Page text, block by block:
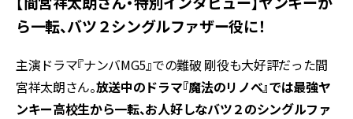
ら一転、バツ２シングルファザー役に！
主演ドラマ『ナンバMG5』での難破 剛役も大好評だった間
宮祥太朗さん。放送中のドラマ『魔法のリノベ』では最強ヤ
ンキー高校生から一転、お人好しなバツ２のシングルファ